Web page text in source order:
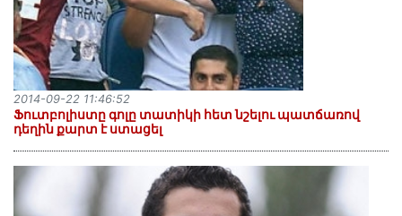
Ֆուտբոլիստը գոլը տատիկի հետ նշելու պատճառով
դեղին քարտ է ստացել
2014-09-22 11:46:52